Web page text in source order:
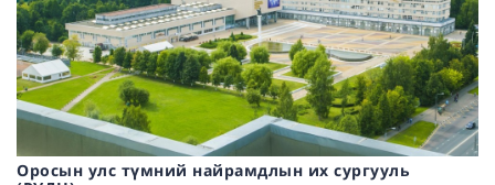
Оросын улс түмний найрамдлын их сургууль